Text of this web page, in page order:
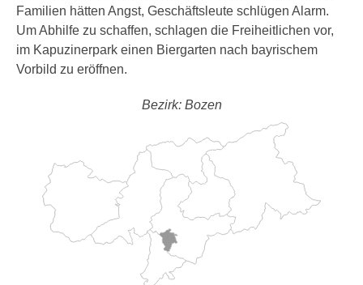
Familien hätten Angst, Geschäftsleute schlügen Alarm.
Um Abhilfe zu schaffen, schlagen die Freiheitlichen vor,
im Kapuzinerpark einen Biergarten nach bayrischem
Vorbild zu eröffnen.
Bezirk: Bozen